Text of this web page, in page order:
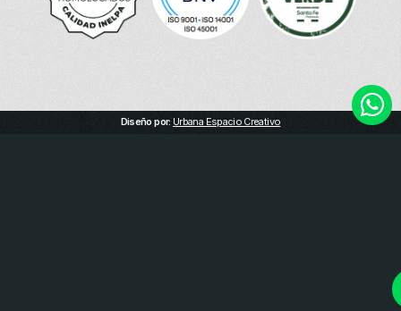
Diseño por: Urbana Espacio Creativo